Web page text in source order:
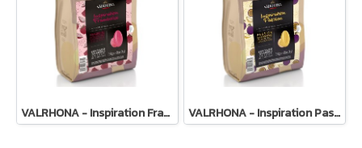
VALRHONA - Inspiration Framboise (Raspberry) fruit couverture VALRHONA - Inspiration Passion Fruit Couverture